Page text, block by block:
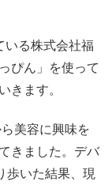
いる株式会社福
ぴん」を使って
きます。
美容に興味を
きました。デバ
歩いた結果、現